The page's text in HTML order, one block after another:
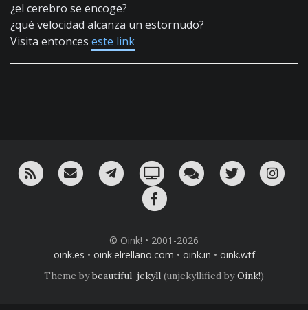
¿el cerebro se encoge?
¿qué velocidad alcanza un estornudo?
Visita entonces este link
RSS ¡Mándame un email!¡Nuestro canal en Telegram!
Oink! TV Charla con nosotros
Twitter
© Oink! • 2001-2026
oink.es • oink.elrellano.com • oink.in • oink.wtf
Theme bybeautiful-jekyll (unjekyllified byOink!)